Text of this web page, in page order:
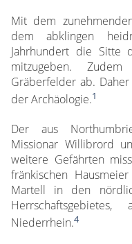
Mit dem
dem abklingen
Jahrhundert die Sitte
mitzugeben.
Gräberfelder ab.
der Archäologie.1
Der aus
Missionar Willibrord
weitere Gefährten
fränkischen
Martell in den
Niederrhein.4